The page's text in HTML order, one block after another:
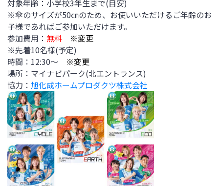
対象年齢：小学校3年生まで(目安)
※傘のサイズが50㎝のため、お使いいただけるご年齢のお
子様であればご参加いただけます。
参加費用： 無料 ※変更
※先着10名様(予定)
時間：12:30～ ※変更
場所：マイナビパーク(北エントランス)
協力： 旭化成ホームプロダクツ株式会社